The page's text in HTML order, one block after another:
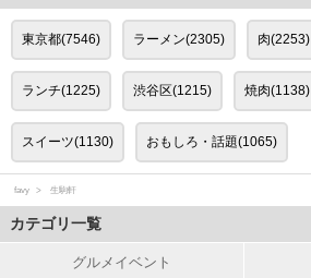
東京都(7546) ラーメン(2305) 肉(2253)
ランチ(1225) 渋谷区(1215) 焼肉(1138)
スイーツ(1130) おもしろ・話題(1065)
favy 生駒軒
カテゴリ一覧
グルメイベント